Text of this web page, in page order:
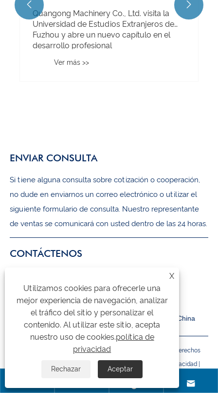
Quangong Machinery Co., Ltd. visita la
Universidad de Estudios Extranjeros de
Fuzhou y abre un nuevo capítulo en el
desarrollo profesional
Ver más >>
 
ENVIAR CONSULTA
Si tiene alguna consulta sobre cotización o cooperación,
no dude en enviarnos un correo electrónico o utilizar el
siguiente formulario de consulta. Nuestro representante
de ventas se comunicará con usted dentro de las 24 horas.
CONTÁCTENOS
inquiry@qzmachine.com
No.777, ciudad de Zhangban, TIA, Quanzhou, Fujian, China
Copyright © 2024 Quangong Machinery Co., Ltd. Todos los derechos
política de privacidad|

X
Utilizamos cookies para ofrecerle una
mejor experiencia de navegación, analizar
el tráfico del sitio y personalizar el
contenido. Al utilizar este sitio, acepta
nuestro uso de cookies.política de
privacidad
Rechazar Aceptar